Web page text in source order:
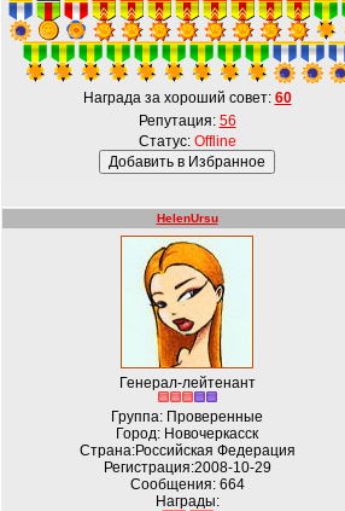
Награда за хороший совет: 60
Репутация: 56
Статус: Offline
HelenUrsu
Генерал-лейтенант
Группа: Проверенные
Город: Новочеркасск
Страна:Российская Федерация
Регистрация:2008-10-29
Сообщения: 664
Награды: